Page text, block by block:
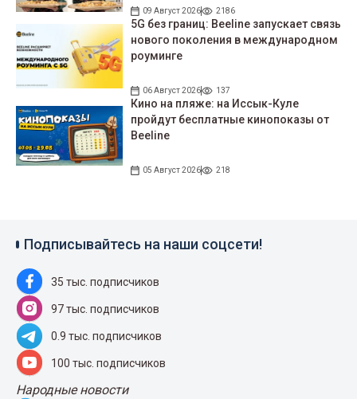
09 Август 2026 2186
5G без границ: Beeline запускает связь
нового поколения в международном
роуминге
06 Август 2026 137
Кино на пляже: на Иссык-Куле
пройдут беcплатные кинопоказы от
Beeline
05 Август 2026 218
Подписывайтесь на наши соцсети!
35 тыс. подписчиков
97 тыс. подписчиков
0.9 тыс. подписчиков
100 тыс. подписчиков
Народные новости